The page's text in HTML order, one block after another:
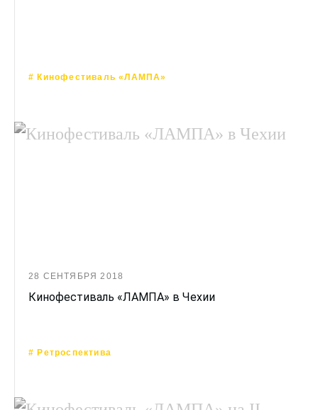
# Кинофестиваль «ЛАМПА»
28 СЕНТЯБРЯ 2018
Кинофестиваль «ЛАМПА» в Чехии
# Ретроспектива